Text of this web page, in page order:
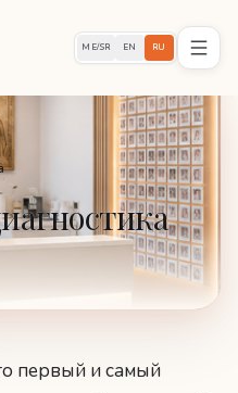
ME/SR EN RU
первый и самый